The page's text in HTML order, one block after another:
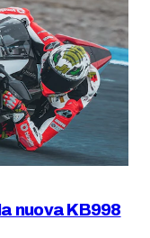
nuova KB998